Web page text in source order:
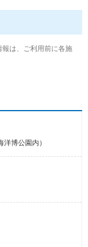
は、ご利用前に各施
博公園内）